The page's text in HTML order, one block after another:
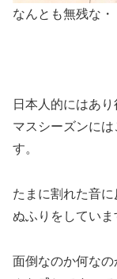
なんとも無残な・
日本人的にはあ
マスシーズンに
す。
たまに割れた音
ぬふりをしていま
面倒なのか何な